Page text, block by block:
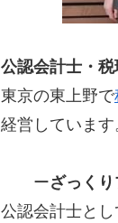
公認会計士・税
東京の東上野で
経営しています
ーざっく
公認会計士と